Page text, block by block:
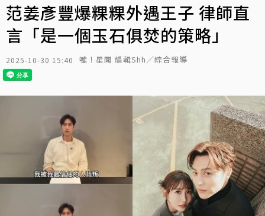
范姜彥豐爆粿粿外遇王子 律師直
言「是一個玉石俱焚的策略」
2025-10-30 15:40 噓！星聞 編輯Shh／綜合報導